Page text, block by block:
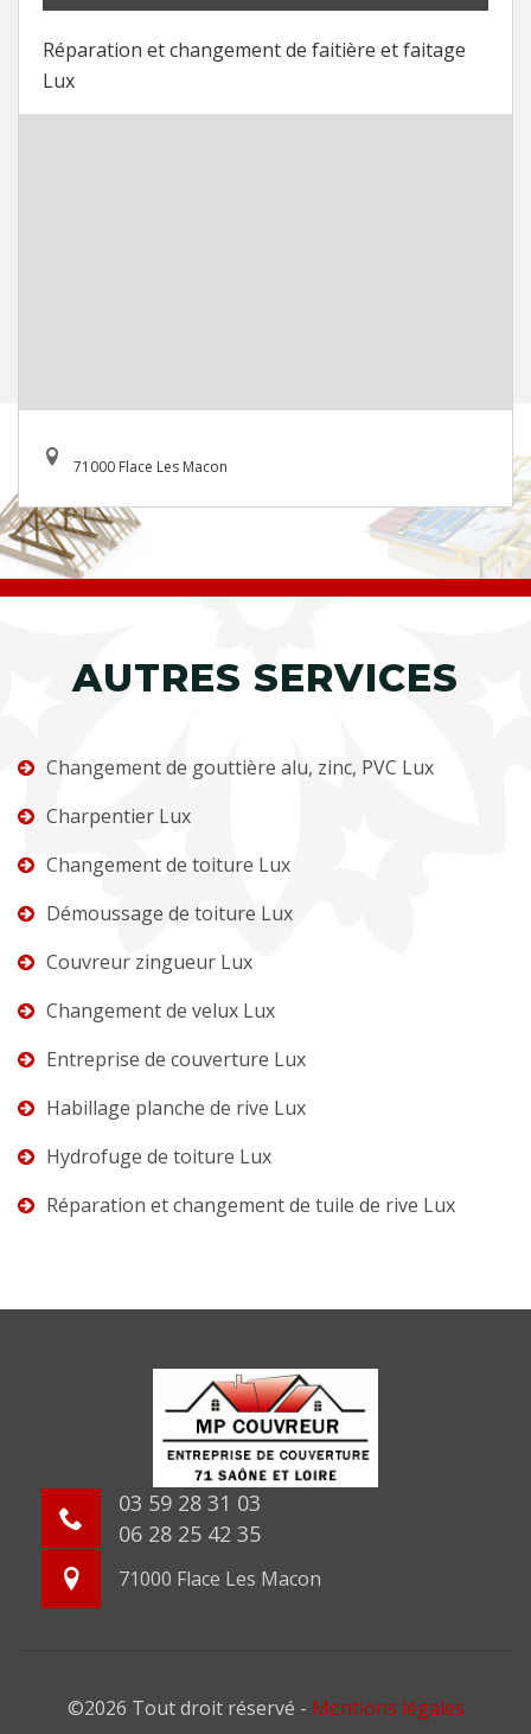
Réparation et changement de faitière et faitage
Lux
71000 Flace Les Macon
AUTRES SERVICES
Changement de gouttière alu, zinc, PVC Lux
Charpentier Lux
Changement de toiture Lux
Démoussage de toiture Lux
Couvreur zingueur Lux
Changement de velux Lux
Entreprise de couverture Lux
Habillage planche de rive Lux
Hydrofuge de toiture Lux
Réparation et changement de tuile de rive Lux
03 59 28 31 03
06 28 25 42 35
71000 Flace Les Macon
©2026 Tout droit réservé - Mentions légales